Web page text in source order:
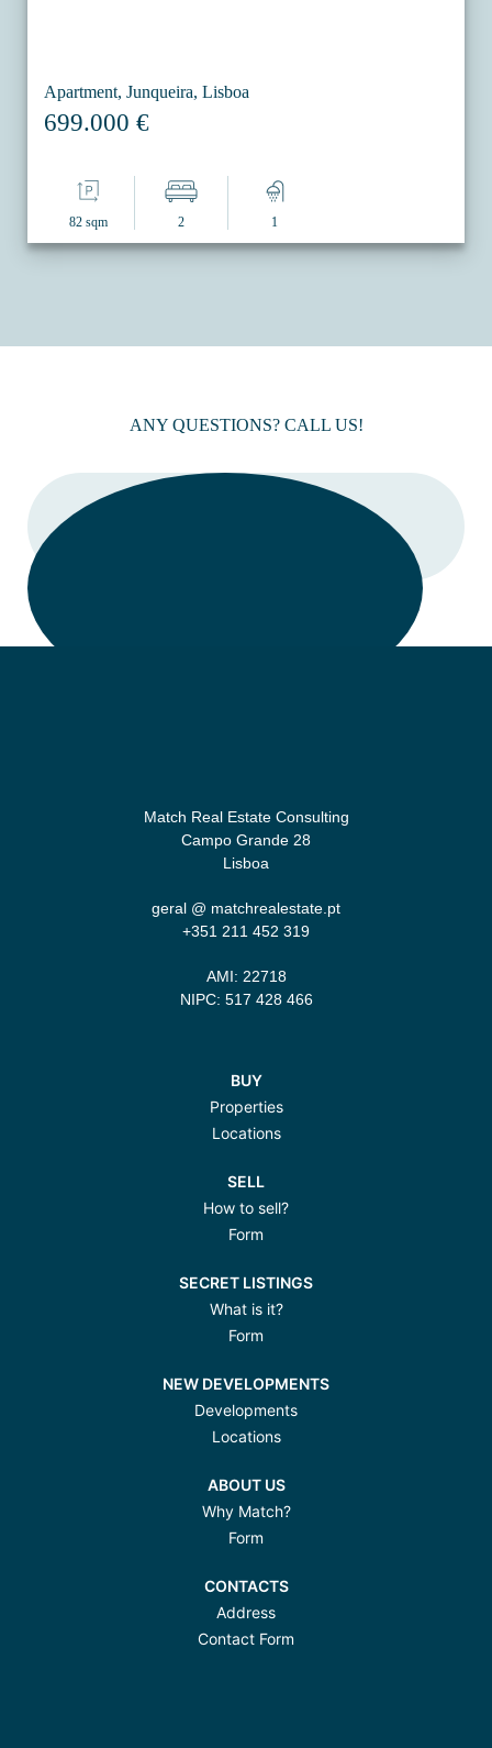
Apartment, Junqueira, Lisboa
699.000 €
82 sqm 2 1
ANY QUESTIONS? CALL US!
Match Real Estate Consulting
Campo Grande 28
Lisboa
geral @ matchrealestate.pt
+351 211 452 319‬
AMI: 22718
NIPC: 517 428 466
BUY
Properties
Locations
SELL
How to sell?
Form
SECRET LISTINGS
What is it?
Form
NEW DEVELOPMENTS
Developments
Locations
ABOUT US
Why Match?
Form
CONTACTS
Address
Contact Form